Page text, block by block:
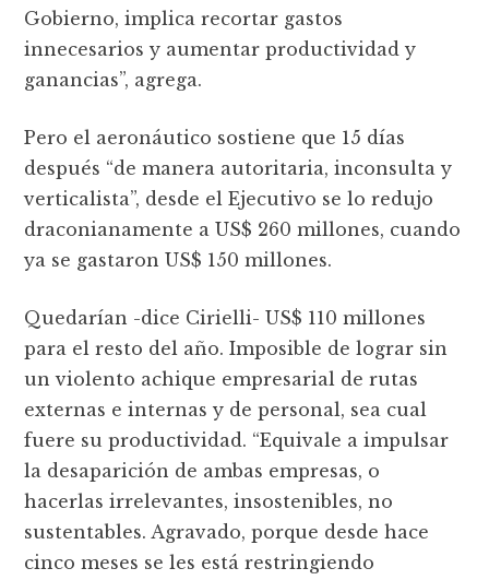
Gobierno, implica recortar gastos
innecesarios y aumentar productividad y
ganancias”, agrega.
Pero el aeronáutico sostiene que 15 días
después “de manera autoritaria, inconsulta y
verticalista”, desde el Ejecutivo se lo redujo
draconianamente a US$ 260 millones, cuando
ya se gastaron US$ 150 millones.
Quedarían -dice Cirielli- US$ 110 millones
para el resto del año. Imposible de lograr sin
un violento achique empresarial de rutas
externas e internas y de personal, sea cual
fuere su productividad. “Equivale a impulsar
la desaparición de ambas empresas, o
hacerlas irrelevantes, insostenibles, no
sustentables. Agravado, porque desde hace
cinco meses se les está restringiendo